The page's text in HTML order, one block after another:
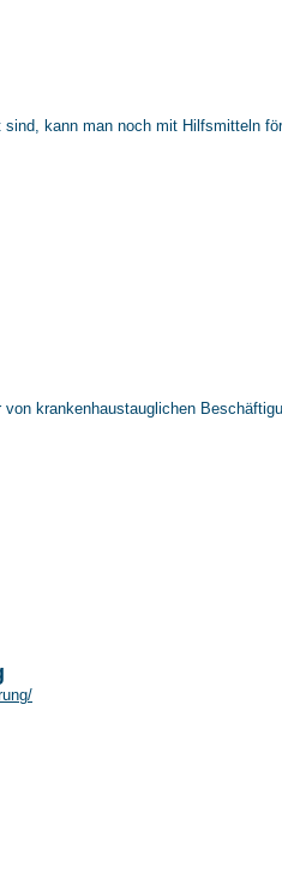
kann man noch mit Hilfsmitteln
krankenhaustauglichen